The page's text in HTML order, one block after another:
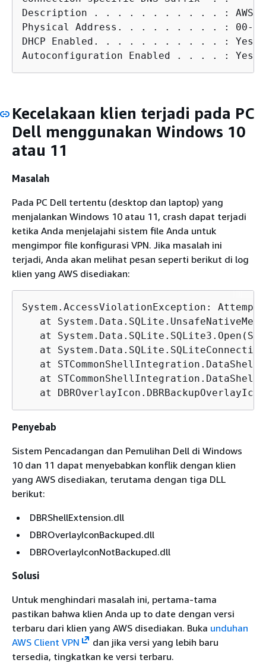
Description . . . . . . . . . . . : AWS VPN
Physical Address. . . . . . . . . : 00-FF-
DHCP Enabled. . . . . . . . . . . : Yes
Autoconfiguration Enabled . . . . : Yes
Kecelakaan klien terjadi pada PC
Dell menggunakan Windows 10
atau 11
Masalah
Pada PC Dell tertentu (desktop dan laptop) yang
menjalankan Windows 10 atau 11, crash dapat terjadi
ketika Anda menjelajahi sistem file Anda untuk
mengimpor file konfigurasi VPN. Jika masalah ini
terjadi, Anda akan melihat pesan seperti berikut di log
klien yang AWS disediakan:
System.AccessViolationException:
at
at
at
at
at
at
Penyebab
Sistem Pencadangan dan Pemulihan Dell di Windows
10 dan 11 dapat menyebabkan konflik dengan klien
yang AWS disediakan, terutama dengan tiga DLL
berikut:
DBRShellExtension.dll
DBROverlayIconBackuped.dll
DBROverlayIconNotBackuped.dll
Solusi
Untuk menghindari masalah ini, pertama-tama
pastikan bahwa klien Anda up to date dengan versi
terbaru dari klien yang AWS disediakan. Buka unduhan
AWS Client VPN
dan jika versi yang lebih baru
tersedia, tingkatkan ke versi terbaru.